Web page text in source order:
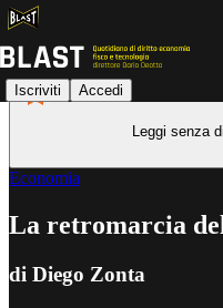
Iscriviti Accedi
Leggi senza
Economia
La retromarcia
di Diego Zonta